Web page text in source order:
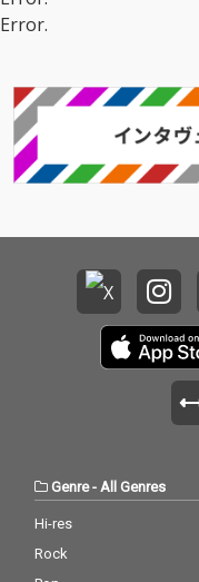
Error.
Genre- All Genres
Hi-res
Rock